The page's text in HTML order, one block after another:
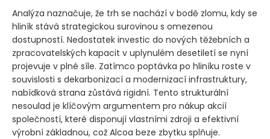
Analýza naznačuje, že trh se nachází v bodě zlomu, kdy se
hliník stává strategickou surovinou s omezenou
dostupností. Nedostatek investic do nových těžebních a
zpracovatelských kapacit v uplynulém desetiletí se nyní
projevuje v plné síle. Zatímco poptávka po hliníku roste v
souvislosti s dekarbonizací a modernizací infrastruktury,
nabídková strana zůstává rigidní. Tento strukturální
nesoulad je klíčovým argumentem pro nákup akcií
společností, které disponují vlastními zdroji a efektivní
výrobní základnou, což Alcoa beze zbytku splňuje.